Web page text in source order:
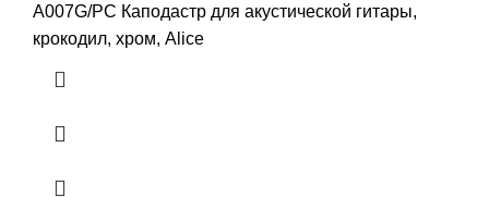
A007G/PC Каподастр для акустической гитары,
крокодил, хром, Alice